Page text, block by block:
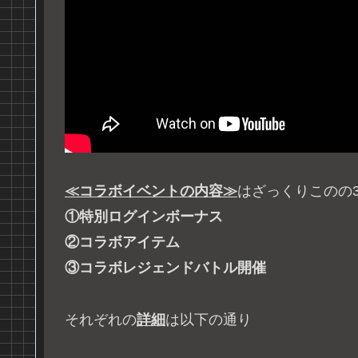
≪コラボイベントの内容≫はざっくりこのの
①特別ログインボーナス
②コラボアイテム
③コラボレジェンドバトル開催
それぞれの詳細は以下の通り